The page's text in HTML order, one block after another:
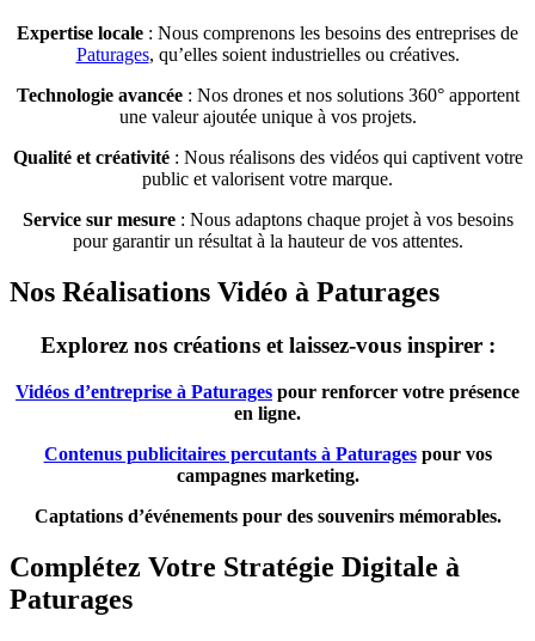
Expertise locale : Nous comprenons les besoins des entreprises de
Paturages, qu’elles soient industrielles ou créatives.
Technologie avancée: Nos drones et nos solutions 360° apportent
une valeur ajoutée unique à vos projets.
Qualité et créativité: Nous réalisons des vidéos qui captivent votre
public et valorisent votre marque.
Service sur mesure: Nous adaptons chaque projet à vos besoins
pour garantir un résultat à la hauteur de vos attentes.
Nos Réalisations Vidéo à Paturages
Explorez nos créations et laissez-vous inspirer :
Vidéos d’entreprise à Paturages pour renforcer votre présence
en ligne.
Contenus publicitaires percutants à Paturagespour vos
campagnes marketing.
Captations d’événements pour des souvenirs mémorables.
Complétez Votre Stratégie Digitale à
Paturages